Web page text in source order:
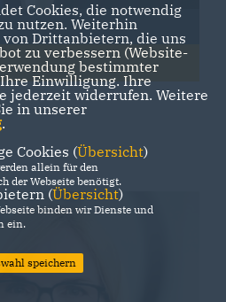
Cookies, die notwendig
nutzen. Weiterhin
Drittanbietern, die uns
zu verbessern (Website-
bestimmter
Einwilligung. Ihre
jederzeit widerrufen. Weitere
in unserer
.
Cookies (Übersicht)
allein für den
der Webseite benötigt.
(Übersicht)
binden wir Dienste und
ein.
speichern